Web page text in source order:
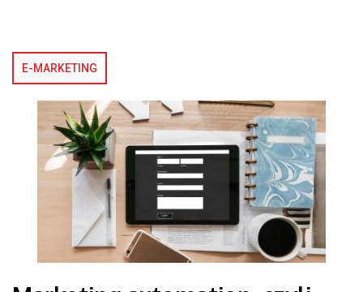
E-MARKETING